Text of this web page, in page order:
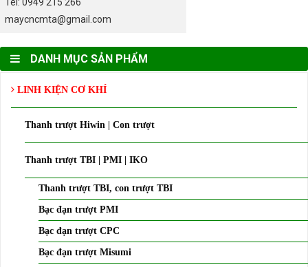
maycncmta@gmail.com
DANH MỤC SẢN PHẨM
LINH KIỆN CƠ KHÍ
Thanh trượt Hiwin | Con trượt
Thanh trượt TBI | PMI | IKO
Thanh trượt TBI, con trượt TBI
Bạc đạn trượt PMI
Bạc đạn trượt CPC
Bạc đạn trượt Misumi